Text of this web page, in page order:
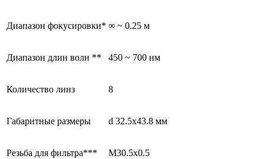
Диапазон фокусировки* ∞ ~ 0.25 м
Диапазон длин волн ** 450 ~ 700 нм
Количество линз 8
Габаритные размеры d 32.5x43.8 мм
Резьба для фильтра*** M30.5x0.5